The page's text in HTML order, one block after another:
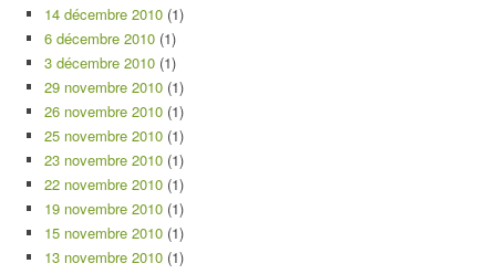
14 décembre 2010 (1)
6 décembre 2010 (1)
3 décembre 2010 (1)
29 novembre 2010 (1)
26 novembre 2010 (1)
25 novembre 2010 (1)
23 novembre 2010 (1)
22 novembre 2010 (1)
19 novembre 2010 (1)
15 novembre 2010 (1)
13 novembre 2010 (1)